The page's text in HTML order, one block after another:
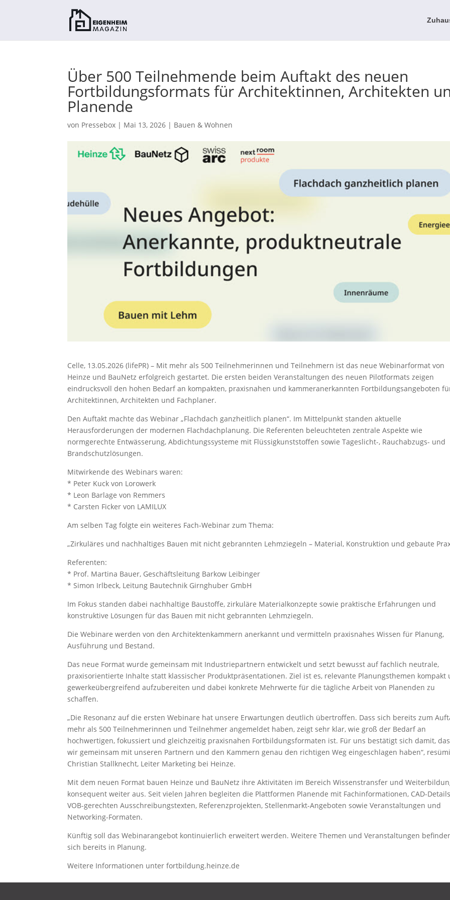
Über 500 Teilnehmende beim Auftakt des neuen
Fortbildungsformats für Architektinnen, Architekten
Planende
von Pressebox | Mai 13, 2026 | Bauen & Wohnen
Celle, 13.05.2026 (lifePR) – Mit mehr als 500 Teilnehmerinnen und Teilnehmern ist das neue Webinarformat von
Heinze und BauNetz erfolgreich gestartet. Die ersten beiden Veranstaltungen des neuen Pilotformats zeigen
eindrucksvoll den hohen Bedarf an kompakten, praxisnahen und kammeranerkannten Fortbildungsangeboten
Architektinnen, Architekten und Fachplaner.
Den Auftakt machte das Webinar „Flachdach ganzheitlich planen“. Im Mittelpunkt standen aktuelle
Herausforderungen der modernen Flachdachplanung. Die Referenten beleuchteten zentrale Aspekte wie
normgerechte Entwässerung, Abdichtungssysteme mit Flüssigkunststoffen sowie Tageslicht-, Rauchabzugs- und
Brandschutzlösungen.
Mitwirkende des Webinars waren:
* Peter Kuck von Lorowerk
* Leon Barlage von Remmers
* Carsten Ficker von LAMILUX
Am selben Tag folgte ein weiteres Fach-Webinar zum Thema:
„Zirkuläres und nachhaltiges Bauen mit nicht gebrannten Lehmziegeln – Material, Konstruktion und gebaute
Referenten:
* Prof. Martina Bauer, Geschäftsleitung Barkow Leibinger
* Simon Irlbeck, Leitung Bautechnik Girnghuber GmbH
Im Fokus standen dabei nachhaltige Baustoffe, zirkuläre Materialkonzepte sowie praktische Erfahrungen und
konstruktive Lösungen für das Bauen mit nicht gebrannten Lehmziegeln.
Die Webinare werden von den Architektenkammern anerkannt und vermitteln praxisnahes Wissen für Planung,
Ausführung und Bestand.
Das neue Format wurde gemeinsam mit Industriepartnern entwickelt und setzt bewusst auf fachlich neutrale,
praxisorientierte Inhalte statt klassischer Produktpräsentationen. Ziel ist es, relevante Planungsthemen kompakt
gewerkeübergreifend aufzubereiten und dabei konkrete Mehrwerte für die tägliche Arbeit von Planenden zu
schaffen.
„Die Resonanz auf die ersten Webinare hat unsere Erwartungen deutlich übertroffen. Dass sich bereits zum
mehr als 500 Teilnehmerinnen und Teilnehmer angemeldet haben, zeigt sehr klar, wie groß der Bedarf an
hochwertigen, fokussiert und gleichzeitig praxisnahen Fortbildungsformaten ist. Für uns bestätigt sich damit,
wir gemeinsam mit unseren Partnern und den Kammern genau den richtigen Weg eingeschlagen haben“,
Christian Stallknecht, Leiter Marketing bei Heinze.
Mit dem neuen Format bauen Heinze und BauNetz ihre Aktivitäten im Bereich Wissenstransfer und
konsequent weiter aus. Seit vielen Jahren begleiten die Plattformen Planende mit Fachinformationen, CAD-
VOB-gerechten Ausschreibungstexten, Referenzprojekten, Stellenmarkt-Angeboten sowie Veranstaltungen und
Networking-Formaten.
Künftig soll das Webinarangebot kontinuierlich erweitert werden. Weitere Themen und Veranstaltungen
sich bereits in Planung.
Weitere Informationen unter fortbildung.heinze.de